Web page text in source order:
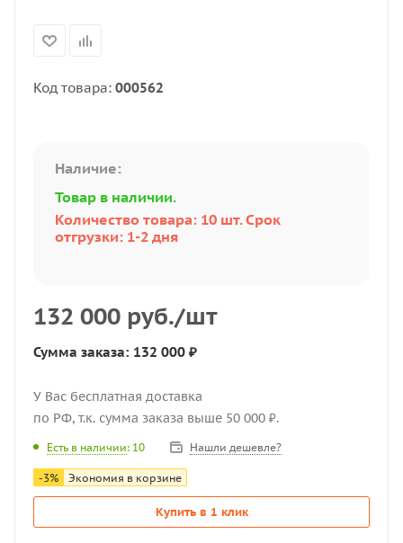
Код товара: 000562
Наличие:
Товар в наличии.
Количество товара: 10 шт. Срок
отгрузки: 1-2 дня
132 000 руб./шт
Сумма заказа: 132 000 ₽
У Вас бесплатная доставка
по РФ, т.к. сумма заказа выше 50 000 ₽.
Есть в наличии: 10 Нашли дешевле?
-3% Экономия в корзине
Купить в 1 клик